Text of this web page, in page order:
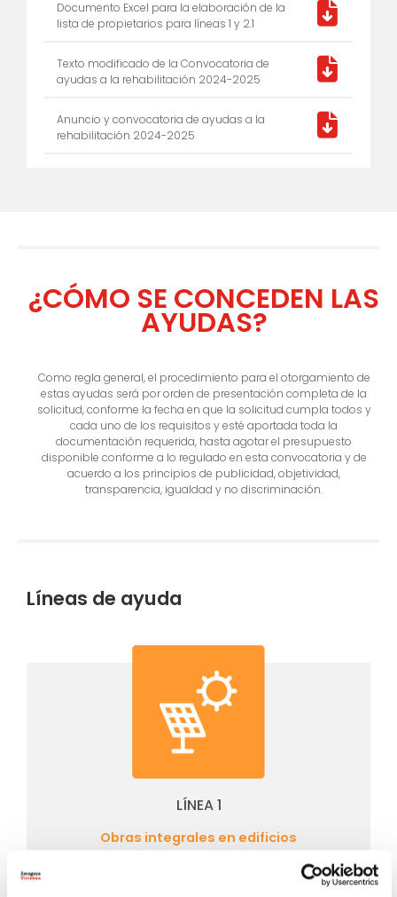
Esta página web utiliza cookies propias y de terceros,
Documento Excel para la elaboración de la
lista de propietarios para líneas 1 y 2.1
Texto modificado de la Convocatoria de
ayudas a la rehabilitación 2024-2025
Anuncio y convocatoria de ayudas a la
rehabilitación 2024-2025
¿CÓMO SE CONCEDEN LAS
AYUDAS?
Como regla general, el procedimiento para el otorgamiento de
estas ayudas será por orden de presentación completa de la
solicitud, conforme la fecha en que la solicitud cumpla todos y
cada uno de los requisitos y esté aportada toda la
documentación requerida, hasta agotar el presupuesto
disponible conforme a lo regulado en esta convocatoria y de
acuerdo a los principios de publicidad, objetividad,
transparencia, igualdad y no discriminación.
Líneas de ayuda
LÍNEA 1
Obras integrales en edificios
Eficiencia energética